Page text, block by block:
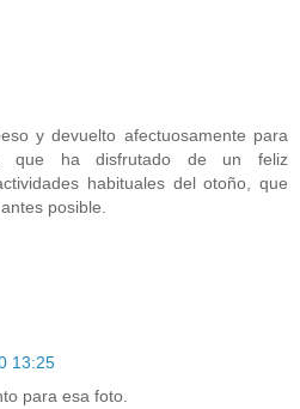
y devuelto afectuosamente para
que ha disfrutado de un feliz
habituales del otoño, que
posible.
13:25
para esa foto.